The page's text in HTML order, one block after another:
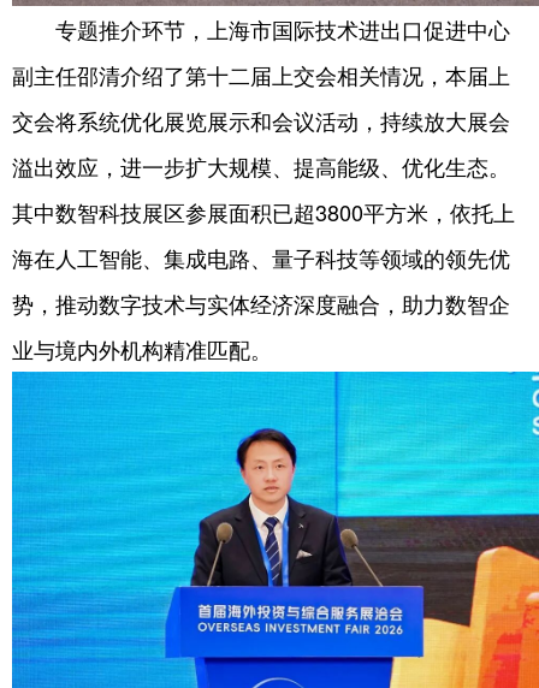
专题推介环节，上海市国际技术进出口促进中心
副主任邵清介绍了第十二届上交会相关情况，本届上
交会将系统优化展览展示和会议活动，持续放大展会
溢出效应，进一步扩大规模、提高能级、优化生态。
其中数智科技展区参展面积已超3800平方米，依托上
海在人工智能、集成电路、量子科技等领域的领先优
势，推动数字技术与实体经济深度融合，助力数智企
业与境内外机构精准匹配。